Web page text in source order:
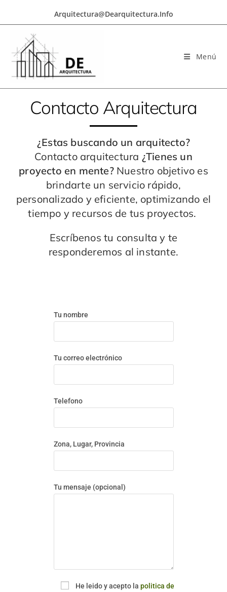
Arquitectura@dearquitectura.info
Menú
Contacto Arquitectura
¿Estas buscando un arquitecto?
Contacto arquitectura ¿Tienes un
proyecto en mente?Nuestro objetivo es
brindarte un servicio rápido,
personalizado y eficiente, optimizando el
tiempo y recursos de tus proyectos.
Escríbenos tu consulta y te
responderemos al instante.
Tu nombre
Tu correo electrónico
Telefono
Zona, Lugar, Provincia
Tu mensaje (opcional)
He leido y acepto la politica de